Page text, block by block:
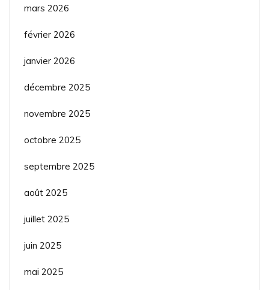
mars 2026
février 2026
janvier 2026
décembre 2025
novembre 2025
octobre 2025
septembre 2025
août 2025
juillet 2025
juin 2025
mai 2025